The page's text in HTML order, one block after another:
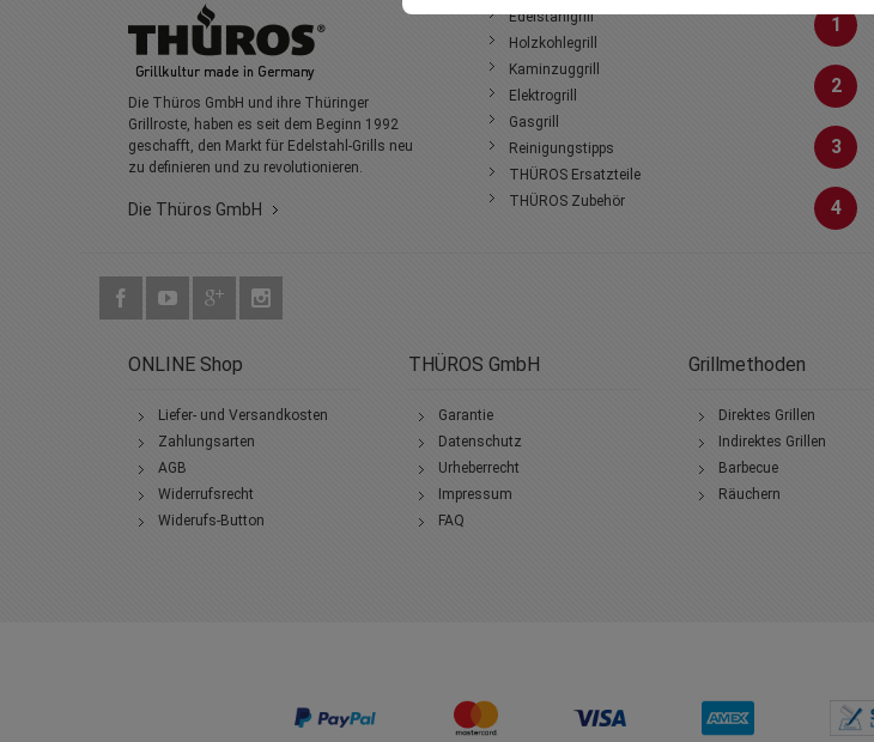
Die Thüros GmbH und ihre Thüringer
Grillroste, haben es seit dem Beginn 1992
geschafft, den Markt für Edelstahl-Grills neu
zu definieren und zu revolutionieren.
Die Thüros GmbH
Edelstahlgrill
Holzkohlegrill
Kaminzuggrill
Elektrogrill
Gasgrill
Reinigungstipps
THÜROS Ersatzteile
THÜROS Zubehör
1
2
3
4
ONLINE Shop
Liefer- und Versandkosten
Zahlungsarten
AGB
Widerrufsrecht
Widerufs-Button
THÜROS GmbH
Garantie
Datenschutz
Urheberrecht
Impressum
FAQ
Grillmethoden
Direktes Grillen
Indirektes Grillen
Barbecue
Räuchern